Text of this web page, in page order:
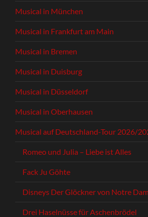
Musical in München
Musical in Frankfurt am Main
Musical in Bremen
Musical in Duisburg
Musical in Düsseldorf
Musical in Oberhausen
Musical auf Deutschland-Tour 2026/
Romeo und Julia – Liebe ist Alles
Fack Ju Göhte
Disneys Der Glöckner von Notre
Drei Haselnüsse für Aschenbrödel